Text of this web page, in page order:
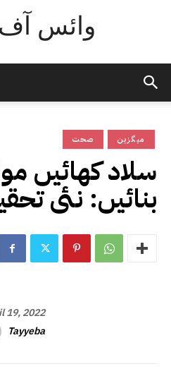
وائس
صحت میگزین
سلاد کھائیں
بنائیں: نئی
19, 2022
Tayyeba